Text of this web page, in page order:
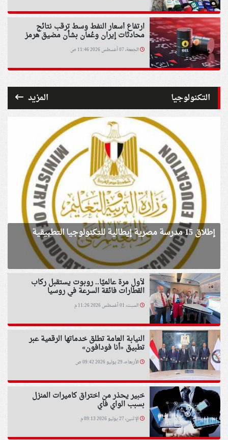
ارتفاع أسعار النفط وسط ترقب نتائج
محادثات إيران وعُمان بشأن مضيق هرمز
الجمعة، 07 أغسطس 2026 11:46 ص
التكنولوجيا المزيد
إطلاق 15 مدرسة مصرية إيطالية للتكنولوجيا التطبيقية
لأول مرة عالميًا.. روبوت يستقبل ركاب
القطارات فائقة السرعة في روسيا
السبت، 01 أغسطس 2026 11:26 م
النيابة العامة تطلق خدماتها الرقمية عبر
تطبيق «أنا فودافون»
الأربعاء، 29 يوليو 2026 09:42 ص
خبير يحذر من اختراق كاميرات المنزل
بسبب الواي فاي
الإثنين، 27 يوليو 2026 09:13 م